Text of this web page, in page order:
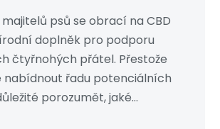
psů se obrací na CBD
doplněk pro podporu
čtyřnohých přátel. Přestože
nabídnout řadu potenciálních
porozumět, jaké